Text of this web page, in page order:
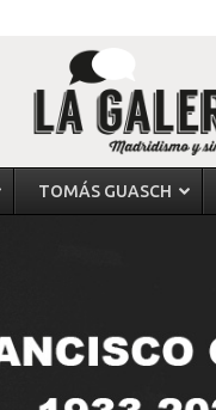
TOMÁS GUASCH